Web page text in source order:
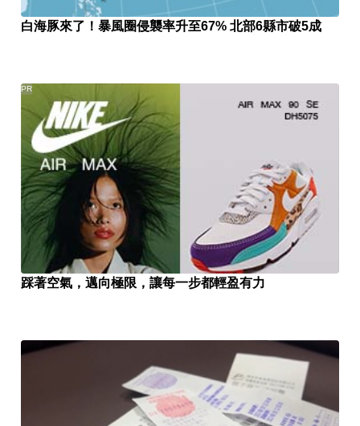
白海豚來了！暴風圈侵襲率升至67% 北部6縣市破5成
踩著空氣，邁向極限，讓每一步都輕盈有力
PR